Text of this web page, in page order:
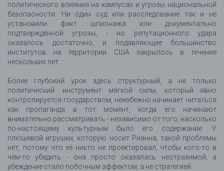
политического влияния на кампусах и угрозы национальной
безопасности. Ни один суд или расследование так и не
установили факт шпионажа или документально
подтверждённой угрозы, - но репутационного удара
оказалось достаточно, и подавляющее большинство
институтов на территории США закрылось в течение
нескольких лет.
Более глубокий урок здесь структурный, а не только
политический: инструмент мягкой силы, который явно
контролируется государством, неизбежно начинает читаться
как пропаганда в тот момент, когда его начинают
внимательно рассматривать - независимо от того, насколько
по-настоящему культурным было его содержание. У
плюшевой игрушки, которую носит Рианна, такой проблемы
нет, потому что её никто не проектировал, чтобы кого-то в
чём-то убедить - она просто оказалась неотразимой, а
убеждение стало побочным эффектом, а не стратегией.